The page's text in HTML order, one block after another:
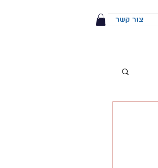
צור קשר